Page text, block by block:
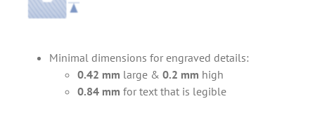
Minimal dimensions for engraved details:
0.42 mm large & 0.2 mm high
0.84 mm for text that is legible